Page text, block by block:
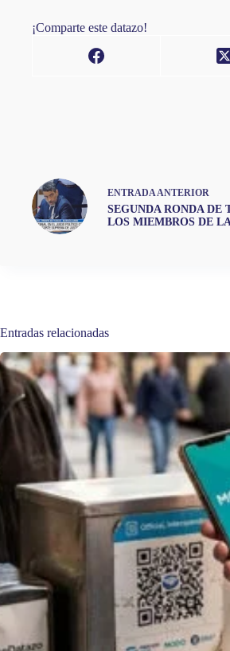
¡Comparte este datazo!
ENTRADAANTERIOR
SEGUNDA RONDA DE
LOS MIEMBROS DE
Entradas relacionadas